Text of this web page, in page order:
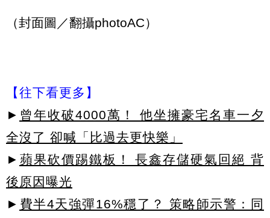
（封面圖／翻攝photoAC）
【往下看更多】
► 曾年收破4000萬！ 他坐擁豪宅名車一夕
全沒了 卻喊「比過去更快樂」
► 蘋果砍價踢鐵板！ 長鑫存儲硬氣回絕 背
後原因曝光
► 費半4天強彈16%穩了？ 策略師示警：同